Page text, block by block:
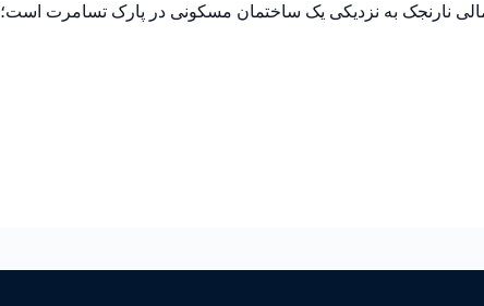
نارنجک به نزدیکی یک ساختمان مسکونی در پارک تسامرت است؛